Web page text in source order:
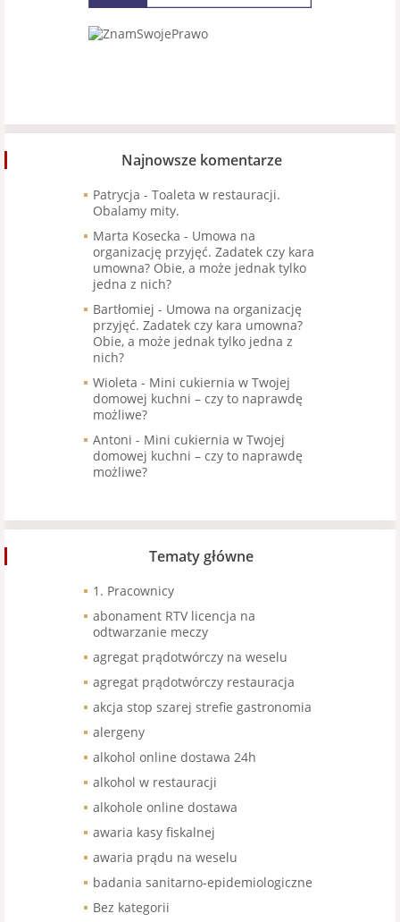
Najnowsze komentarze
Patrycja - Toaleta w restauracji.
Obalamy mity.
Marta Kosecka - Umowa na
organizację przyjęć. Zadatek czy kara
umowna? Obie, a może jednak tylko
jedna z nich?
Bartłomiej - Umowa na organizację
przyjęć. Zadatek czy kara umowna?
Obie, a może jednak tylko jedna z
nich?
Wioleta - Mini cukiernia w Twojej
domowej kuchni – czy to naprawdę
możliwe?
Antoni - Mini cukiernia w Twojej
domowej kuchni – czy to naprawdę
możliwe?
Tematy główne
1. Pracownicy
abonament RTV licencja na
odtwarzanie meczy
agregat prądotwórczy na weselu
agregat prądotwórczy restauracja
akcja stop szarej strefie gastronomia
alergeny
alkohol online dostawa 24h
alkohol w restauracji
alkohole online dostawa
awaria kasy fiskalnej
awaria prądu na weselu
badania sanitarno-epidemiologiczne
Bez kategorii